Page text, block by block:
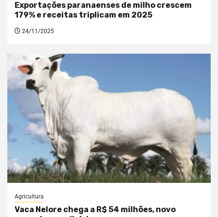
Exportações paranaenses de milho crescem
179% e receitas triplicam em 2025
24/11/2025
Agricultura
Vaca Nelore chega a R$ 54 milhões, novo